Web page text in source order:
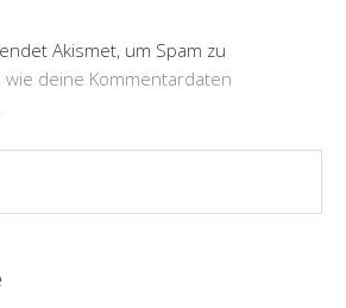
Akismet, um Spam zu
wie deine Kommentardaten